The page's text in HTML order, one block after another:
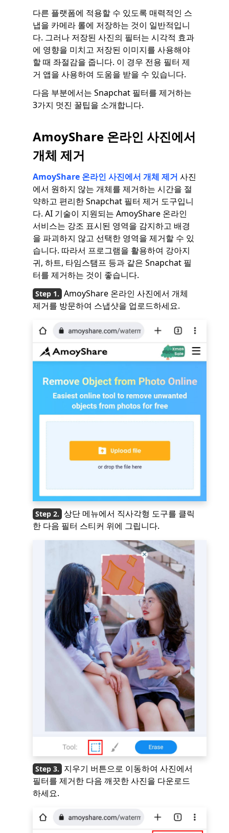
다른 플랫폼에 적용할 수 있도록 매력적인 스
냅을 카메라 롤에 저장하는 것이 일반적입니
다. 그러나 저장된 사진의 필터는 시각적 효과
에 영향을 미치고 저장된 이미지를 사용해야
할 때 좌절감을 줍니다. 이 경우 전용 필터 제
거 앱을 사용하여 도움을 받을 수 있습니다.
다음 부분에서는 Snapchat 필터를 제거하는
3가지 멋진 꿀팁을 소개합니다.
AmoyShare 온라인 사진에서
개체 제거
AmoyShare 온라인 사진에서 개체 제거 사진
에서 원하지 않는 개체를 제거하는 시간을 절
약하고 편리한 Snapchat 필터 제거 도구입니
다. AI 기술이 지원되는 AmoyShare 온라인
서비스는 강조 표시된 영역을 감지하고 배경
을 파괴하지 않고 선택한 영역을 제거할 수 있
습니다. 따라서 프로그램을 활용하여 강아지
귀, 하트, 타임스탬프 등과 같은 Snapchat 필
터를 제거하는 것이 좋습니다.
AmoyShare 온라인 사진에서 개체
제거를 방문하여 스냅샷을 업로드하세요.
상단 메뉴에서 직사각형 도구를 클릭
한 다음 필터 스티커 위에 그립니다.
지우기 버튼으로 이동하여 사진에서
필터를 제거한 다음 깨끗한 사진을 다운로드
하세요.